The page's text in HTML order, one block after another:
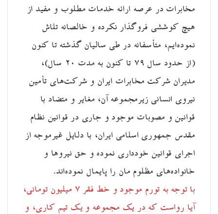
مخابرات در عرصه ارائه خدمات مطلوب و مفید از
هیچ کوششی فروگذار نکرده و خالصانه تلاش
نموده‌ایم، متأسفانه در طی سالیان گذشته تا کنون
(از حدود سال ۷۹ تا کنون به مدت ۲۰ سال)،
مدیران شرکت مخابرات ایران و شرکت‌های تأمین
نیروی انسانی زیرمجموعه آن، مغایر و متضاد با
قوانین و مصوبات موجود و جاری در قوانین نظام
مقدس جمهوری اسلامی ایران، با دلایل غیرموجه از
اجرای قوانین خودداری نموده و حق نیروها و
خانواده‌های مظلوم مان را پایمال نموده‌اند.
با توجه به تورم موجود و خط فقر ۷ میلیون تومانی،
آیا رواست که در یک مجموعه و یک تیم کاری، و